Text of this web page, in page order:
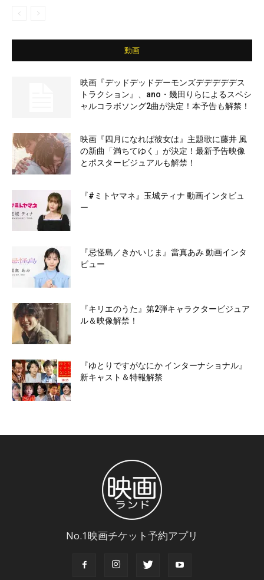
動画
映画『デッドデッドデーモンズデデデデデス
トラクション』、ano・幾田りらによるスペシ
ャルコラボソング2曲が決定！本予告も解禁！
映画『四月になれば彼女は』主題歌に藤井 風
の新曲「満ちてゆく」が決定！最新予告映像
とポスタービジュアルも解禁！
『#ミトヤマネ』玉城ティナ 動画インタビュ
ー
『忌怪島／きかいじま』當真あみ 動画インタ
ビュー
『キリエのうた』第2弾キャラクタービジュア
ル＆映像解禁！
『ゆとりですがなにか インターナショナル』
新キャスト＆特報解禁
No.1映画チケット予約アプリ